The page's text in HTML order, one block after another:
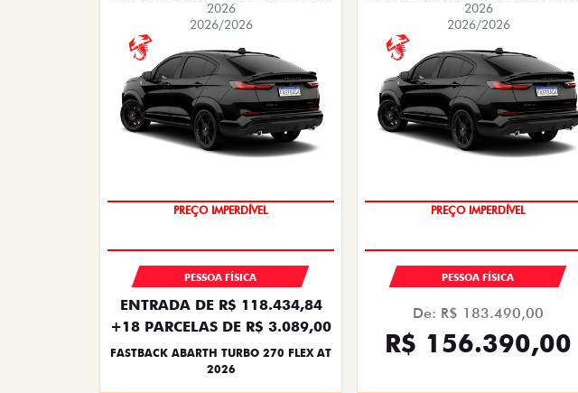
2026
2026/2026
PREÇO IMPERDÍVEL
PESSOA FÍSICA
ENTRADA DE R$ 118.434,84
+18 PARCELAS DE R$ 3.089,00
FASTBACK ABARTH TURBO 270 FLEX AT
2026
2026
2026/2026
PREÇO IMPERDÍVEL
PESSOA FÍSICA
De: R$ 183.490,00
R$ 156.390,00